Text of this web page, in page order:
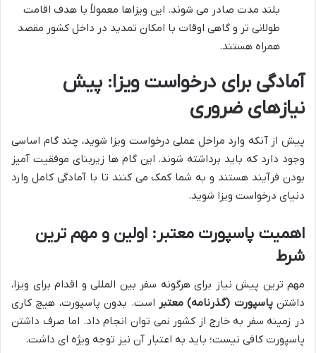
بلند مدت صادر می شوند. این ویزاها معمولاً با هدف اقامت
طولانی تر و گاهی اوقات با امکان تمدید در داخل کشور مقصد
همراه هستند.
آمادگی برای درخواست ویزا: پیش
نیازهای ضروری
پیش از آنکه وارد مراحل عملی درخواست ویزا شوید، چند گام اساسی
وجود دارد که باید برداشته شوند. این گام ها زیربنای موفقیت آمیز
بودن فرآیند هستند و به شما کمک می کنند تا با آمادگی کامل وارد
دنیای درخواست ویزا شوید.
اهمیت پاسپورت معتبر: اولین و مهم ترین
شرط
مهم ترین پیش نیاز برای هرگونه سفر بین المللی و اقدام برای ویزا،
داشتنپاسپورت (گذرنامه) معتبر است. بدون پاسپورت، هیچ کاری
در زمینه سفر به خارج از کشور نمی توان انجام داد. اما صرف داشتن
پاسپورت کافی نیست؛ باید به اعتبار آن نیز توجه ویژه ای داشت.